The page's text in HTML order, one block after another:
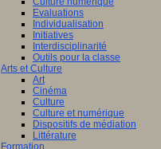
Evaluations
Individualisation
Initiatives
Interdisciplinarité
Outils pour la classe
Arts et Culture
Art
Cinéma
Culture
Culture et numérique
Dispositifs de médiation
Littérature
Formation